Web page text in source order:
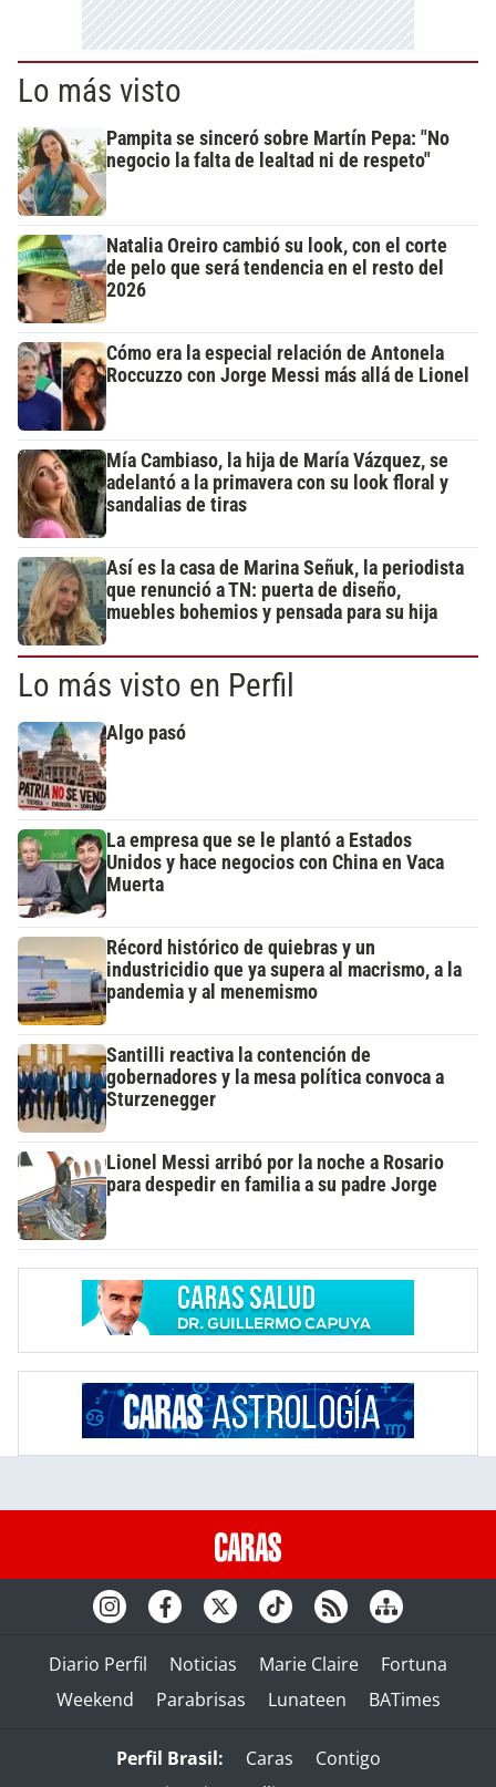
Lo más visto
Pampita se sinceró sobre Martín Pepa: "No
negocio la falta de lealtad ni de respeto"
Natalia Oreiro cambió su look, con el corte
de pelo que será tendencia en el resto del
2026
Cómo era la especial relación de Antonela
Roccuzzo con Jorge Messi más allá de Lionel
Mía Cambiaso, la hija de María Vázquez, se
adelantó a la primavera con su look floral y
sandalias de tiras
Así es la casa de Marina Señuk, la periodista
que renunció a TN: puerta de diseño,
muebles bohemios y pensada para su hija
Lo más visto en Perfil
Algo pasó
La empresa que se le plantó a Estados
Unidos y hace negocios con China en Vaca
Muerta
Récord histórico de quiebras y un
industricidio que ya supera al macrismo, a la
pandemia y al menemismo
Santilli reactiva la contención de
gobernadores y la mesa política convoca a
Sturzenegger
Lionel Messi arribó por la noche a Rosario
para despedir en familia a su padre Jorge
Diario Perfil Noticias Marie Claire
Fortuna
Weekend
Parabrisas Lunateen BATimes
Perfil Brasil: Caras
Contigo